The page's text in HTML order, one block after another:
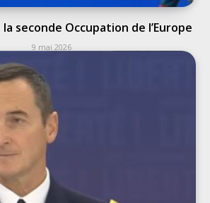
la seconde Occupation de l’Europe
9 mai 2026